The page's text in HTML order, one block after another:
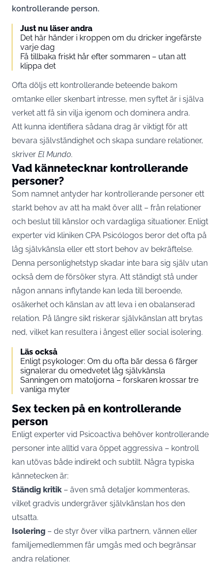
kontrollerande person.
Just nu läser andra
Det här händer i kroppen om du dricker ingefärste
varje dag
Få tillbaka friskt hår efter sommaren – utan att
klippa det
Ofta döljs ett kontrollerande beteende bakom
omtanke eller skenbart intresse, men syftet är i själva
verket att få sin vilja igenom och dominera andra.
Att kunna identifiera sådana drag är viktigt för att
bevara självständighet och skapa sundare relationer,
skriver El Mundo.
Vad kännetecknar kontrollerande
personer?
Som namnet antyder har kontrollerande personer ett
starkt behov av att ha makt över allt – från relationer
och beslut till känslor och vardagliga situationer. Enligt
experter vid kliniken CPA Psicólogos beror det ofta på
låg självkänsla eller ett stort behov av bekräftelse.
Denna personlighetstyp skadar inte bara sig själv utan
också dem de försöker styra. Att ständigt stå under
någon annans inflytande kan leda till beroende,
osäkerhet och känslan av att leva i en obalanserad
relation. På längre sikt riskerar självkänslan att brytas
ned, vilket kan resultera i ångest eller social isolering.
Läs också
Enligt psykologer: Om du ofta bär dessa 6 färger
signalerar du omedvetet låg självkänsla
Sanningen om matoljorna – forskaren krossar tre
vanliga myter
Sex tecken på en kontrollerande
person
Enligt experter vid Psicoactiva behöver kontrollerande
personer inte alltid vara öppet aggressiva – kontroll
kan utövas både indirekt och subtilt. Några typiska
kännetecken är:
Ständig kritik – även små detaljer kommenteras,
vilket gradvis undergräver självkänslan hos den
utsatta.
Isolering – de styr över vilka partnern, vännen eller
familjemedlemmen får umgås med och begränsar
andra relationer.